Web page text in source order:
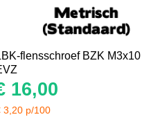
flensschroef BZK
16,00
3,20 p/100